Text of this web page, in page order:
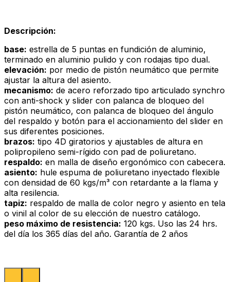
Descripción:
base: estrella de 5 puntas en fundición de aluminio,
terminado en aluminio pulido y con rodajas tipo dual.
elevación: por medio de pistón neumático que permite
ajustar la altura del asiento.
mecanismo: de acero reforzado tipo articulado synchro
con anti-shock y slider con palanca de bloqueo del
pistón neumático, con palanca de bloqueo del ángulo
del respaldo y botón para el accionamiento del slider en
sus diferentes posiciones.
brazos: tipo 4D giratorios y ajustables de altura en
polipropileno semi-rígido con pad de poliuretano.
respaldo: en malla de diseño ergonómico con cabecera.
asiento: hule espuma de poliuretano inyectado flexible
con densidad de 60 kgs/m³ con retardante a la flama y
alta resilencia.
tapiz: respaldo de malla de color negro y asiento en tela
o vinil al color de su elección de nuestro catálogo.
peso máximo de resistencia: 120 kgs. Uso las 24 hrs.
del día los 365 días del año. Garantía de 2 años